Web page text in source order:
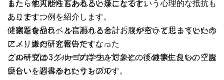
また，他人から言われると嫌になるという心理的な抵抗も
あります。
「宿題をやれ」と言われると，「（やろうと思っていたの
に…）嫌だ」と言いたくなった
もたらす可能性もあるということです。
ここで１つ例を紹介します。
健康を食品ラベルに謳うと余計お腹が空いてしまうという
アメリカの研究報告です。
この研究は，シカゴの学生を対象に，「健康に良い」「お
いしい」と書かれたサンプル
グループの3グループについて，その後の学生たちの空腹
度合いを調べるというものです。